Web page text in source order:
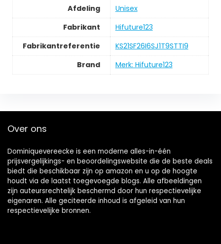
Afdeling
‎Unisex
Fabrikant
‎Hifuture123
Fabrikantreferentie
‎KS21SF26I6SJ1T9STTI9
Brand
Merk: Hifuture123
Over ons
Dominiquevereecke is een moderne alles-in-één
prijsvergelijkings- en beoordelingswebsite die de beste deals
biedt die beschikbaar zijn op amazon en u op de hoogte
houdt via de laatst toegevoegde blogs. Alle afbeeldingen
zijn auteursrechtelijk beschermd door hun respectievelijke
eigenaren. Alle geciteerde inhoud is afgeleid van hun
respectievelijke bronnen.